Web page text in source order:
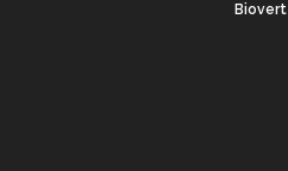
Biovert